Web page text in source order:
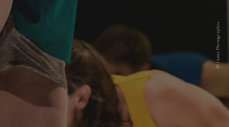
© Junet Photographie